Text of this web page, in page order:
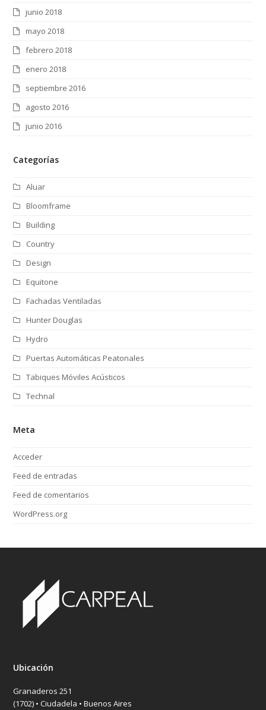
junio 2018
mayo 2018
febrero 2018
enero 2018
septiembre 2016
agosto 2016
junio 2016
Categorías
Aluar
Bloomframe
Building
Country
Design
Equitone
Fachadas Ventiladas
Hunter Douglas
Hydro
Puertas Automáticas Peatonales
Tabiques Móviles Acústicos
Technal
Meta
Acceder
Feed de entradas
Feed de comentarios
WordPress.org
Ubicación
Granaderos 251
(1702) • Ciudadela • Buenos Aires